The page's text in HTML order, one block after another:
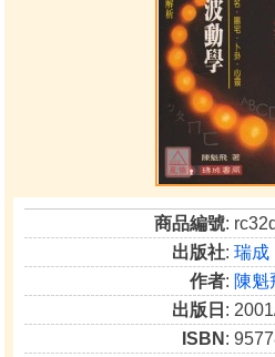
商品編號:
出版社:瑞成
作者: 陳魁
出版日 :
ISBN :